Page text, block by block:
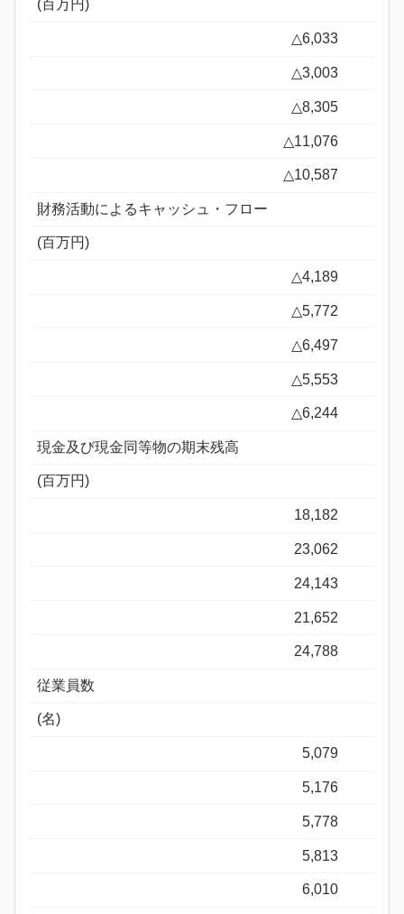
(百万円)
△6,033
△3,003
△8,305
△11,076
△10,587
財務活動によるキャッシュ・フロー
(百万円)
△4,189
△5,772
△6,497
△5,553
△6,244
現金及び現金同等物の期末残高
(百万円)
18,182
23,062
24,143
21,652
24,788
従業員数
(名)
5,079
5,176
5,778
5,813
6,010